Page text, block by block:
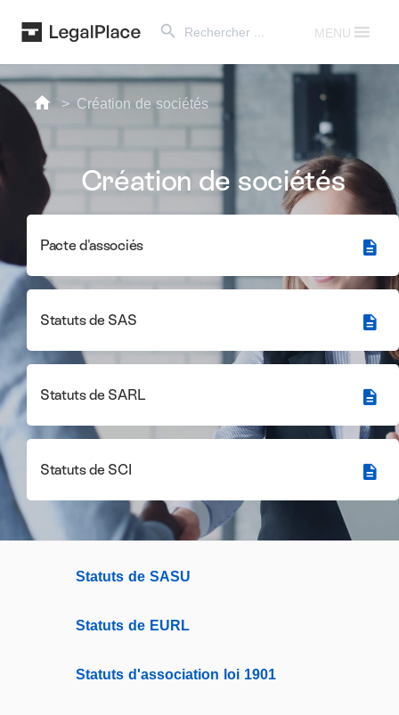
for:
MENU
Création de sociétés
Création de sociétés
Pacte d'associés
Statuts de SAS
Statuts de SARL
Statuts de SCI
Statuts de SASU
Statuts de EURL
Statuts d'association loi 1901